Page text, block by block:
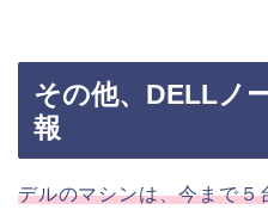
その他、DELLノ
報
デルのマシンは、今まで